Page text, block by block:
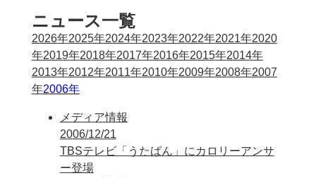
ニュース一覧
2026年2025年2024年2023年2022年2021年2020
年2019年2018年2017年2016年2015年2014年
2013年2012年2011年2010年2009年2008年2007
年2006年
メディア情報
2006/12/21
TBSテレビ「うたばん」にカロリーアンサ
ー登場